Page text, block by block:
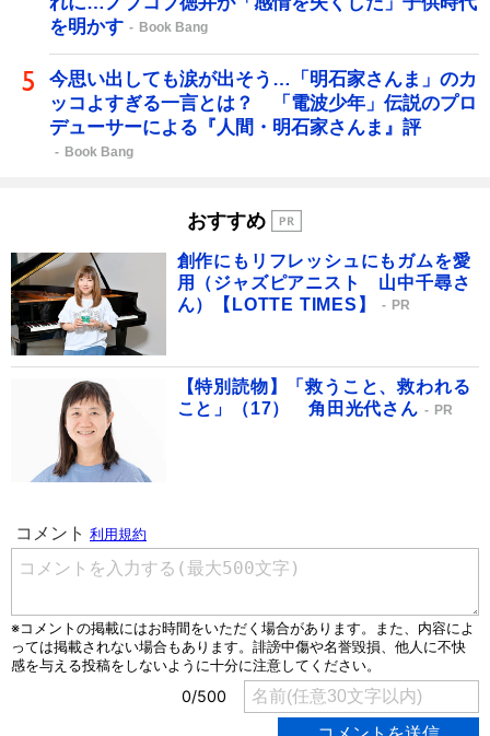
を明かす
Book Bang
今思い出しても涙が出そう…「明石家さんま」のカ
ッコよすぎる一言とは？ 「電波少年」伝説のプロ
デューサーによる『人間・明石家さんま』評
Book Bang
おすすめ
創作にもリフレッシュにもガムを愛
用（ジャズピアニスト 山中千尋さ
ん）【LOTTE TIMES】
PR
【特別読物】「救うこと、救われる
こと」（17） 角田光代さん
PR